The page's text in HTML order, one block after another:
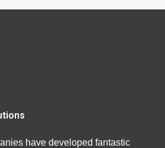
have developed fantastic